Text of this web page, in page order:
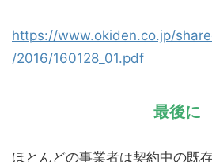
https://www.okiden.co.jp/
/2016/160128_01.pdf
最後に
ほとんどの事業者は契約中の既